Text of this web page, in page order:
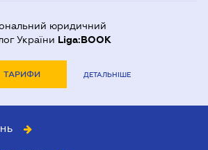
юридичний
України Liga:BOOK
ТАРИФИ ДЕТАЛЬНІШЕ